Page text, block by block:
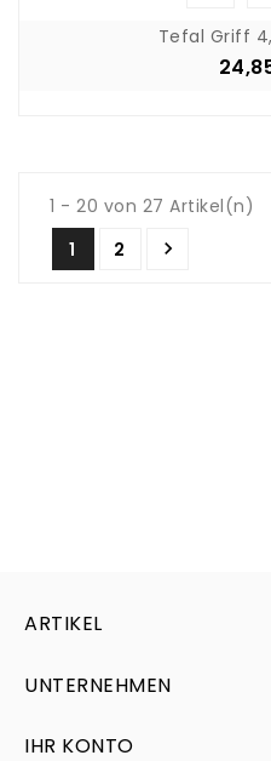
Tefal Griff
1 - 20 von 27 Artikel(n)
1
2 
ARTIKEL
UNTERNEHMEN
IHR KONTO